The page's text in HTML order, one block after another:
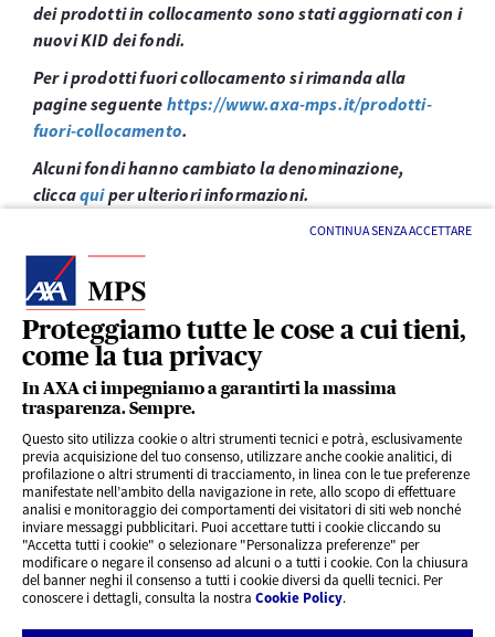
Proteggiamo tutte le cose a cui tieni,
come la tua privacy
In AXA ci impegniamo a garantirti la massima
trasparenza. Sempre.
Questo sito utilizza cookie o altri strumenti tecnici e potrà, esclusivamente
previa acquisizione del tuo consenso, utilizzare anche cookie analitici, di
profilazione o altri strumenti di tracciamento, in linea con le tue preferenze
manifestate nell’ambito della navigazione in rete, allo scopo di effettuare
analisi e monitoraggio dei comportamenti dei visitatori di siti web nonché
inviare messaggi pubblicitari. Puoi accettare tutti i cookie cliccando su
"Accetta tutti i cookie" o selezionare "Personalizza preferenze" per
modificare o negare il consenso ad alcuni o a tutti i cookie. Con la chiusura
del banner neghi il consenso a tutti i cookie diversi da quelli tecnici. Per
conoscere i dettagli, consulta la nostra Cookie Policy.
CONTINUA SENZA ACCETTARE
dei prodotti in collocamento sono stati aggiornati con i
nuovi KID dei fondi.
Per i prodotti fuori collocamento si rimanda alla
pagine seguente https://www.axa-mps.it/prodotti-
fuori-collocamento.
Alcuni fondi hanno cambiato la denominazione,
cliccaquiper ulteriori informazioni.
LINK UTILI
SERVIZI AL CLIENTE
CHI SIAMO
CONTATTI